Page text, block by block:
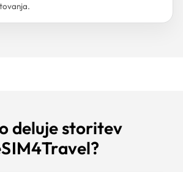
deluje storitev